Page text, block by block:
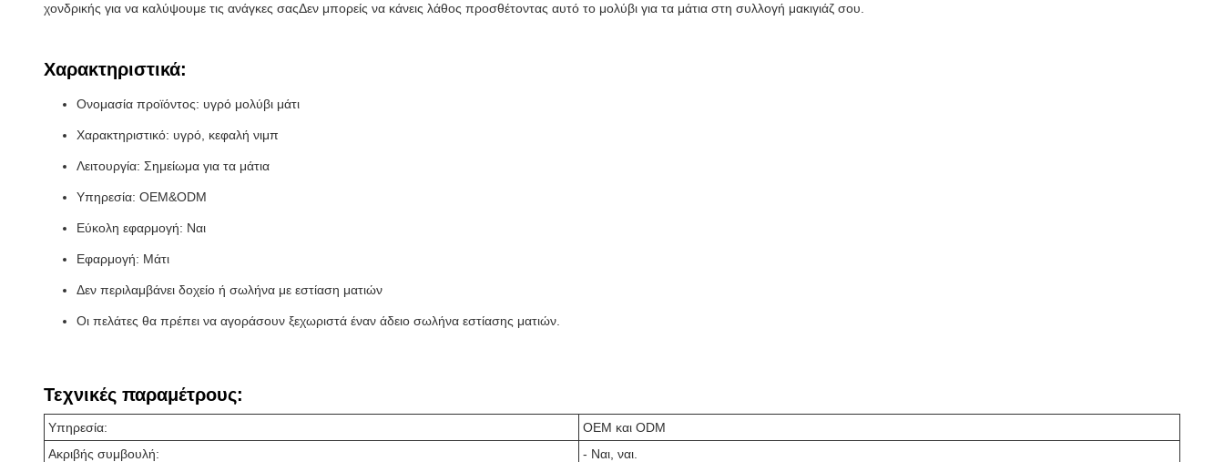
χονδρικής για να καλύψουμε τις ανάγκες σαςΔεν μπορείς να κάνεις λάθος προσθέτοντας αυτό το μολύβι για τα μάτια στη συλλογή μακιγιάζ σου.
Χαρακτηριστικά:
Ονομασία προϊόντος: υγρό μολύβι μάτι
Χαρακτηριστικό: υγρό, κεφαλή νιμπ
Λειτουργία: Σημείωμα για τα μάτια
Υπηρεσία: OEM&ODM
Εύκολη εφαρμογή: Ναι
Εφαρμογή: Μάτι
Δεν περιλαμβάνει δοχείο ή σωλήνα με εστίαση ματιών
Οι πελάτες θα πρέπει να αγοράσουν ξεχωριστά έναν άδειο σωλήνα εστίασης ματιών.
Τεχνικές παραμέτρους:
Υπηρεσία:
OEM και ODM
Ακριβής συμβουλή:
- Ναι, ναι.